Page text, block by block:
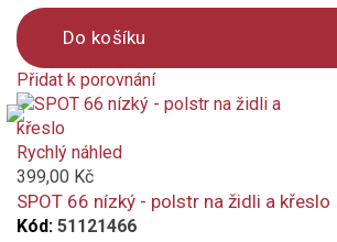
Do košíku
Přidat k porovnání
Product
is
added
to
compare
Rychlý náhled
399,00 Kč
SPOT 66 nízký - polstr na židli a křeslo
Kód: 51121466